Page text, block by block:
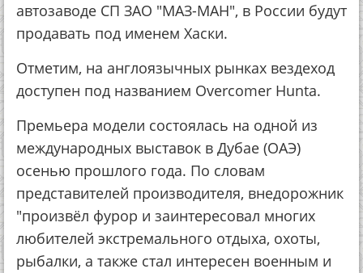
автозаводе СП ЗАО "МАЗ-МАН", в России будут
продавать под именем Хаски.
Отметим, на англоязычных рынках вездеход
доступен под названием Overcomer Hunta.
Премьера модели состоялась на одной из
международных выставок в Дубае (ОАЭ)
осенью прошлого года. По словам
представителей производителя, внедорожник
"произвёл фурор и заинтересовал многих
любителей экстремального отдыха, охоты,
рыбалки, а также стал интересен военным и